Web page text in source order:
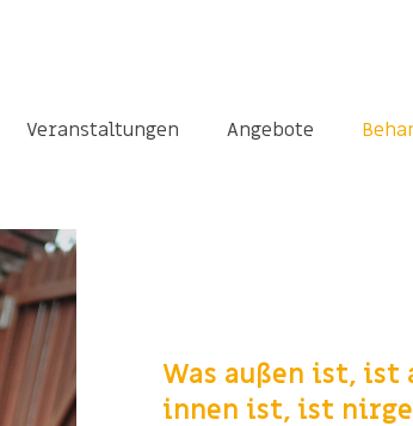
Veranstaltungen Angebote
Was außen ist, ist
innen ist, ist